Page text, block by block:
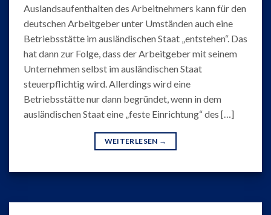
Auslandsaufenthalten des Arbeitnehmers kann für den
deutschen Arbeitgeber unter Umständen auch eine
Betriebsstätte im ausländischen Staat „entstehen“. Das
hat dann zur Folge, dass der Arbeitgeber mit seinem
Unternehmen selbst im ausländischen Staat
steuerpflichtig wird. Allerdings wird eine
Betriebsstätte nur dann begründet, wenn in dem
ausländischen Staat eine „feste Einrichtung“ des […]
WEITERLESEN →